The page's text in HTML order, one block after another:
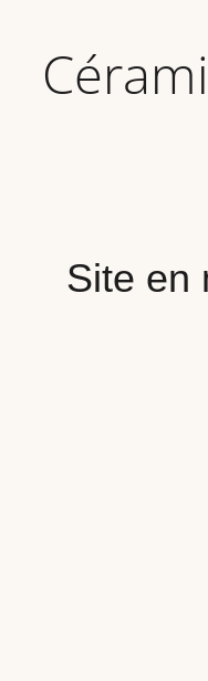
Site en